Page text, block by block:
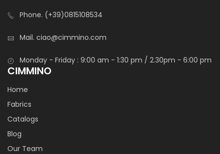
Phone. (+39)0815108534
Mail. ciao@cimmino.com
Monday - Friday : 9:00 am - 1:30 pm / 2.30pm - 6:00 pm
CIMMINO
Home
Fabrics
Catalogs
Blog
Our Team